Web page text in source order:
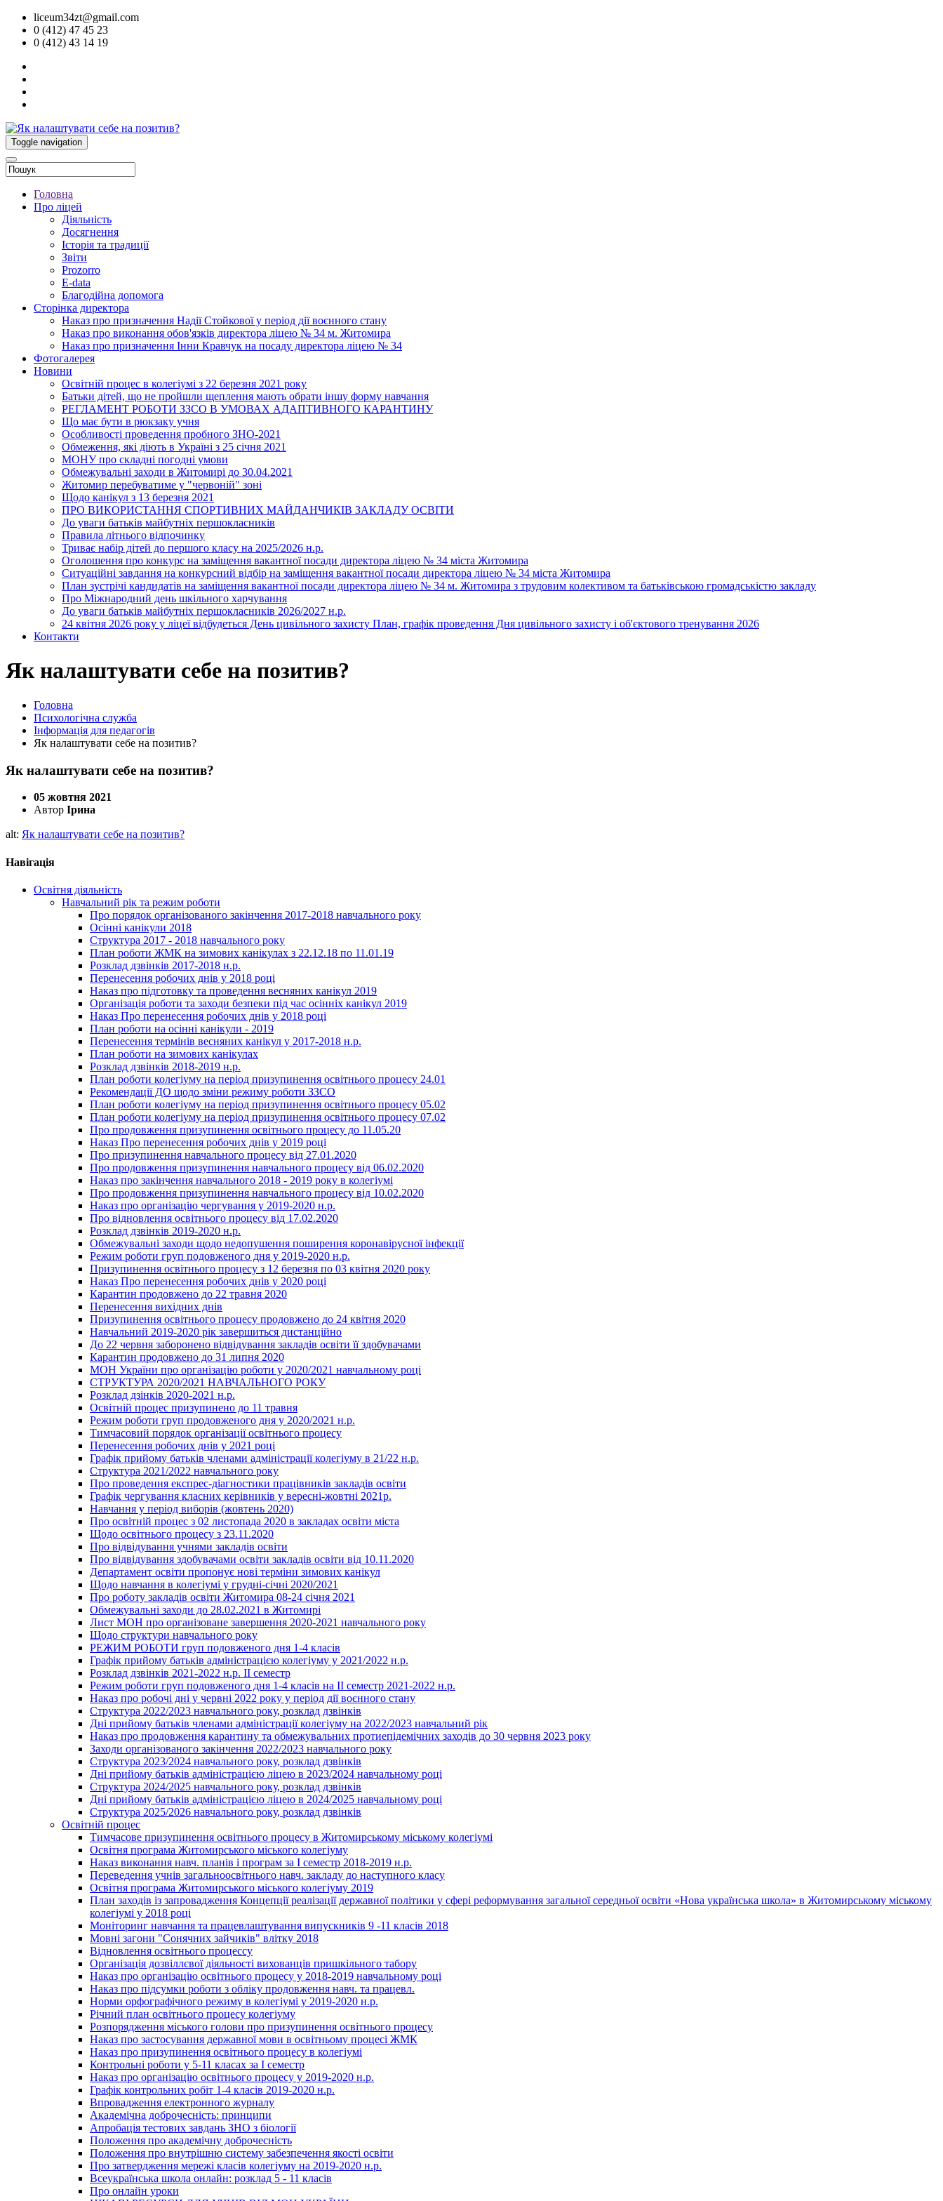
liceum34zt@gmail.com
0 (412) 47 45 23
0 (412) 43 14 19
Toggle navigation
Головна
Про ліцей
Діяльність
Досягнення
Історія та традиції
Звіти
Prozorro
E-data
Благодійна допомога
Сторінка директора
Наказ про призначення Надії Стойкової у період дії воєнного стану
Наказ про виконання обов'язків директора ліцею № 34 м. Житомира
Наказ про призначення Інни Кравчук на посаду директора ліцею № 34
Фотогалерея
Новини
Освітній процес в колегіумі з 22 березня 2021 року
Батьки дітей, що не пройшли щеплення мають обрати іншу форму навчання
РЕГЛАМЕНТ РОБОТИ ЗЗСО В УМОВАХ АДАПТИВНОГО КАРАНТИНУ
Що має бути в рюкзаку учня
Особливості проведення пробного ЗНО-2021
Обмеження, які діють в Україні з 25 січня 2021
МОНУ про складні погодні умови
Обмежувальні заходи в Житомирі до 30.04.2021
Житомир перебуватиме у "червоній" зоні
Щодо канікул з 13 березня 2021
ПРО ВИКОРИСТАННЯ СПОРТИВНИХ МАЙДАНЧИКІВ ЗАКЛАДУ ОСВІТИ
До уваги батьків майбутніх першокласників
Правила літнього відпочинку
Триває набір дітей до першого класу на 2025/2026 н.р.
Оголошення про конкурс на заміщення вакантної посади директора ліцею № 34 міста Житомира
Ситуаційні завдання на конкурсний відбір на заміщення вакантної посади директора ліцею № 34 міста Житомира
План зустрічі кандидатів на заміщення вакантної посади директора ліцею № 34 м. Житомира з трудовим колективом та батьківською громадськістю закладу
Про Міжнародний день шкільного харчування
До уваги батьків майбутніх першокласників 2026/2027 н.р.
24 квітня 2026 року у ліцеї відбудеться День цивільного захисту План, графік проведення Дня цивільного захисту і об'єктового тренування 2026
Контакти
Як налаштувати себе на позитив?
Головна
Психологічна служба
Інформація для педагогів
Як налаштувати себе на позитив?
Як налаштувати себе на позитив?
05 жовтня 2021
Автор Ірина
alt: Як налаштувати себе на позитив?
Навігація
Освітня діяльність
Навчальний рік та режим роботи
Про порядок організованого закінчення 2017-2018 навчального року
Осінні канікули 2018
Структура 2017 - 2018 навчального року
План роботи ЖМК на зимових канікулах з 22.12.18 по 11.01.19
Розклад дзвінків 2017-2018 н.р.
Перенесення робочих днів у 2018 році
Наказ про підготовку та проведення весняних канікул 2019
Організація роботи та заходи безпеки під час осінніх канікул 2019
Наказ Про перенесення робочих днів у 2018 році
План роботи на осінні канікули - 2019
Перенесення термінів весняних канікул у 2017-2018 н.р.
План роботи на зимових канікулах
Розклад дзвінків 2018-2019 н.р.
План роботи колегіуму на період призупинення освітнього процесу 24.01
Рекомендації ДО щодо зміни режиму роботи ЗЗСО
План роботи колегіуму на період призупинення освітнього процесу 05.02
План роботи колегіуму на період призупинення освітнього процесу 07.02
Про продовження призупинення освітнього процесу до 11.05.20
Наказ Про перенесення робочих днів у 2019 році
Про призупинення навчального процесу від 27.01.2020
Про продовження призупинення навчального процесу від 06.02.2020
Наказ про закінчення навчального 2018 - 2019 року в колегіумі
Про продовження призупинення навчального процесу від 10.02.2020
Наказ про організацію чергування у 2019-2020 н.р.
Про відновлення освітнього процесу від 17.02.2020
Розклад дзвінків 2019-2020 н.р.
Обмежувальні заходи щодо недопушення поширення коронавірусної інфекції
Режим роботи груп подовженого дня у 2019-2020 н.р.
Призупинення освітнього процесу з 12 березня по 03 квітня 2020 року
Наказ Про перенесення робочих днів у 2020 році
Карантин продовжено до 22 травня 2020
Перенесення вихідних днів
Призупинення освітнього процесу продовжено до 24 квітня 2020
Навчальний 2019-2020 рік завершиться дистанційно
До 22 червня заборонено відвідування закладів освіти її здобувачами
Карантин продовжено до 31 липня 2020
МОН України про організацію роботи у 2020/2021 навчальному році
СТРУКТУРА 2020/2021 НАВЧАЛЬНОГО РОКУ
Розклад дзінків 2020-2021 н.р.
Освітній процес призупинено до 11 травня
Режим роботи груп продовженого дня у 2020/2021 н.р.
Тимчасовий порядок організації освітнього процесу
Перенесення робочих днів у 2021 році
Графік прийому батьків членами адміністрації колегіуму в 21/22 н.р.
Структура 2021/2022 навчального року
Про проведення експрес-діагностики працівників закладів освіти
Графік чергування класних керівників у вересні-жовтні 2021р.
Навчання у період виборів (жовтень 2020)
Про освітній процес з 02 листопада 2020 в закладах освіти міста
Щодо освітнього процесу з 23.11.2020
Про відвідування учнями закладів освіти
Про відвідування здобувачами освіти закладів освіти від 10.11.2020
Департамент освіти пропонує нові терміни зимових канікул
Щодо навчання в колегіумі у грудні-січні 2020/2021
Про роботу закладів освіти Житомира 08-24 січня 2021
Обмежувальні заходи до 28.02.2021 в Житомирі
Лист МОН про організоване завершення 2020-2021 навчального року
Щодо структури навчального року
РЕЖИМ РОБОТИ груп подовженого дня 1-4 класів
Графік прийому батьків адміністрацією колегіуму у 2021/2022 н.р.
Розклад дзвінків 2021-2022 н.р. ІІ семестр
Режим роботи груп подовженого дня 1-4 класів на ІІ семестр 2021-2022 н.р.
Наказ про робочі дні у червні 2022 року у період дії воєнного стану
Структура 2022/2023 навчального року, розклад дзвінків
Дні прийому батьків членами адміністрації колегіуму на 2022/2023 навчальний рік
Наказ про продовження карантину та обмежувальних протиепідемічних заходів до 30 червня 2023 року
Заходи організованого закінчення 2022/2023 навчального року
Структура 2023/2024 навчального року, розклад дзвінків
Дні прийому батьків адміністрацією ліцею в 2023/2024 навчальному році
Структура 2024/2025 навчального року, розклад дзвінків
Дні прийому батьків адміністрацією ліцею в 2024/2025 навчальному році
Структура 2025/2026 навчального року, розклад дзвінків
Освітній процес
Тимчасове призупинення освітнього процесу в Житомирському міському колегіумі
Освітня програма Житомирського міського колегіуму
Наказ виконання навч. планів і програм за І семестр 2018-2019 н.р.
Переведення учнів загальноосвітнього навч. закладу до наступного класу
Освітня програма Житомирського міського колегіуму 2019
План заходів із запровадження Концепції реалізації державної політики у сфері реформування загальної середньої освіти «Нова українська школа» в Житомирському міському
колегіумі у 2018 році
Моніторинг навчання та працевлаштування випускників 9 -11 класів 2018
Мовні загони "Сонячних зайчиків" влітку 2018
Відновлення освітнього процессу
Організація дозвіллєвої діяльності вихованців пришкільного табору
Наказ про організацію освітнього процесу у 2018-2019 навчальному році
Наказ про підсумки роботи з обліку продовження навч. та працевл.
Норми орфографічного режиму в колегіумі у 2019-2020 н.р.
Річний план освітнього процесу колегіуму
Розпорядження міського голови про призупинення освітнього процесу
Наказ про застосування державної мови в освітньому процесі ЖМК
Наказ про призупинення освітнього процесу в колегіумі
Контрольні роботи у 5-11 класах за І семестр
Наказ про організацію освітнього процесу у 2019-2020 н.р.
Графік контрольних робіт 1-4 класів 2019-2020 н.р.
Впровадження електронного журналу
Академічна доброчесність: принципи
Апробація тестових завдань ЗНО з біології
Положення про академічну доброчесність
Положення про внутрішню систему забезпечення якості освіти
Про затвердження мережі класів колегіуму на 2019-2020 н.р.
Всеукраїнська школа онлайн: розклад 5 - 11 класів
Про онлайн уроки